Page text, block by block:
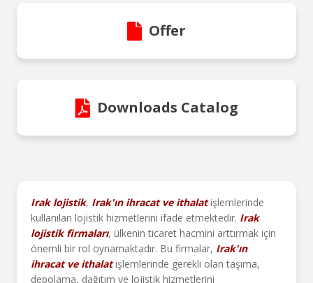
Offer
Downloads Catalog
Irak lojistik, Irak'ın ihracat ve ithalatişlemlerinde
kullanılan lojistik hizmetlerini ifade etmektedir. Irak
lojistik firmaları, ülkenin ticaret hacmini arttırmak için
önemli bir rol oynamaktadır. Bu firmalar, Irak'ın
ihracat ve ithalatişlemlerinde gerekli olan taşıma,
depolama, dağıtım ve lojistik hizmetlerini